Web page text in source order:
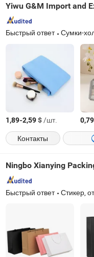
Yiwu G&M Import and
Быстрый ответ Сумки-холодильники, косметички,
1,89-2,59$/шт. 0,79
Контакты
Ningbo Xianying
Быстрый ответ Стикер, открытка с